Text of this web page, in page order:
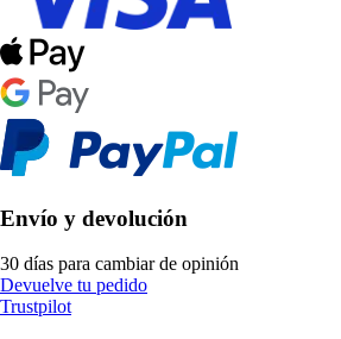
Envío y devolución
30 días para cambiar de opinión
Devuelve tu pedido
Trustpilot